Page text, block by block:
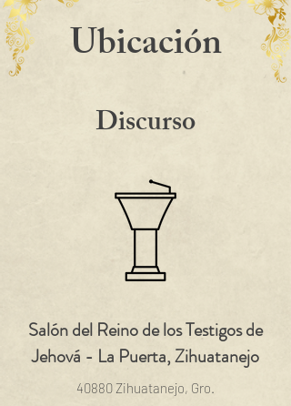
Ubicación
Discurso
Salón del Reino de los Testigos de
Jehová - La Puerta, Zihuatanejo
40880 Zihuatanejo, Gro.